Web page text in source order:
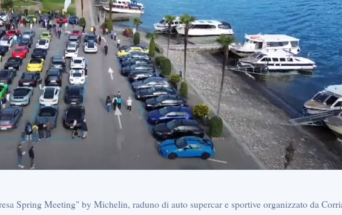
Spring Meeting" by Michelin, raduno di auto supercar e sportive organizzato da